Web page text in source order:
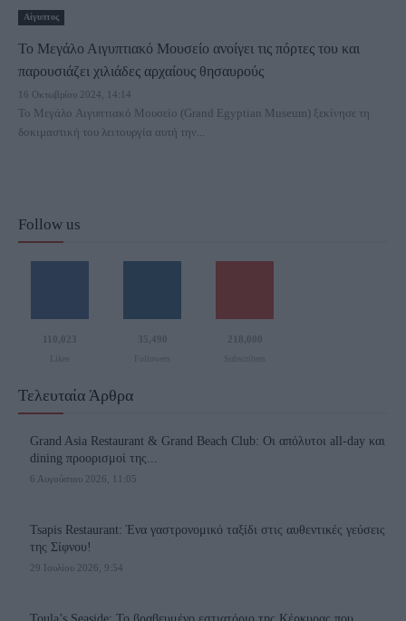
Αίγυπτος
Το Μεγάλο Αιγυπτιακό Μουσείο ανοίγει τις πόρτες του και
παρουσιάζει χιλιάδες αρχαίους θησαυρούς
16 Οκτωβρίου 2024, 14:14
Το Μεγάλο Αιγυπτιακό Μουσείο (Grand Egyptian Museum) ξεκίνησε τη
δοκιμαστική του λειτουργία αυτή την...
Follow us
110,023 35,490 218,000
Τελευταία Άρθρα
Grand Asia Restaurant & Grand Beach Club: Οι απόλυτοι all-day και
dining προορισμοί της...
6 Αυγούστου 2026, 11:05
Tsapis Restaurant: Ένα γαστρονομικό ταξίδι στις αυθεντικές γεύσεις
της Σίφνου!
29 Ιουλίου 2026, 9:54